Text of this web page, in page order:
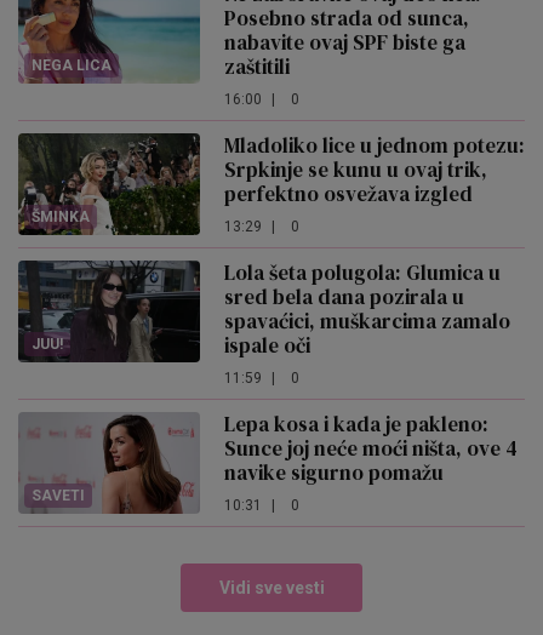
NEGA LICA
Posebno strada od sunca,
nabavite ovaj SPF biste ga
zaštitili
16:00 | 0
ŠMINKA
Mladoliko lice u jednom potezu:
Srpkinje se kunu u ovaj trik,
perfektno osvežava izgled
13:29 0
JUU!
Lola šeta polugola: Glumica u
sred bela dana pozirala u
spavaćici, muškarcima zamalo
ispale oči
11:59 0
SAVETI
Lepa kosa i kada je pakleno:
Sunce joj neće moći ništa, ove 4
navike sigurno pomažu
10:31 0
Vidi sve vesti